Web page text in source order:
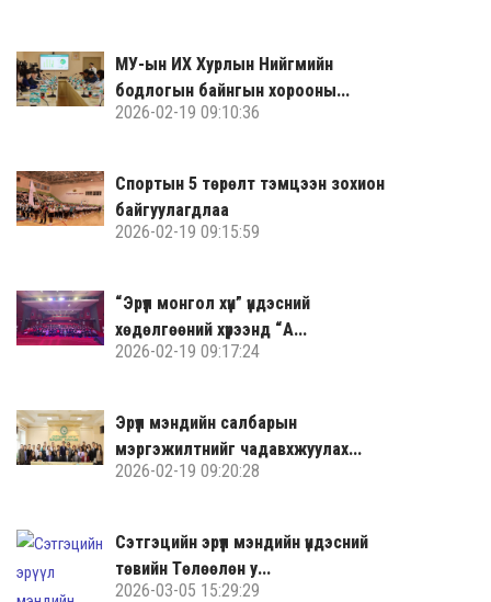
МУ-ын ИХ Хурлын Нийгмийн
бодлогын байнгын хорооны...
2026-02-19 09:10:36
Спортын 5 төрөлт тэмцээн зохион
байгуулагдлаа
2026-02-19 09:15:59
“Эрүүл монгол хүн” үндэсний
хөдөлгөөний хүрээнд “А...
2026-02-19 09:17:24
Эрүүл мэндийн салбарын
мэргэжилтнийг чадавхжуулах...
2026-02-19 09:20:28
Сэтгэцийн эрүүл мэндийн үндэсний
төвийн Төлөөлөн у...
2026-03-05 15:29:29